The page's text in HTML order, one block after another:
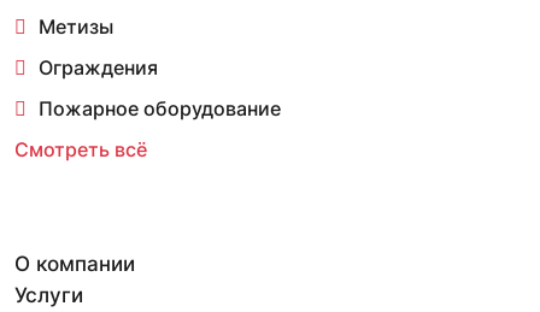
Метизы
Ограждения
Пожарное оборудование
Смотреть всё
О компании
Услуги